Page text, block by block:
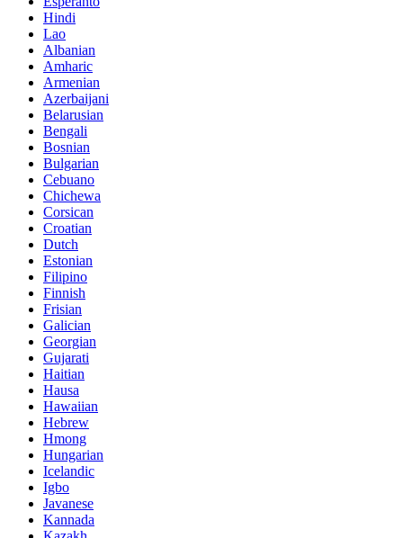
Hindi
Lao
Albanian
Amharic
Armenian
Azerbaijani
Belarusian
Bengali
Bosnian
Bulgarian
Cebuano
Chichewa
Corsican
Croatian
Dutch
Estonian
Filipino
Finnish
Frisian
Galician
Georgian
Gujarati
Haitian
Hausa
Hawaiian
Hebrew
Hmong
Hungarian
Icelandic
Igbo
Javanese
Kannada